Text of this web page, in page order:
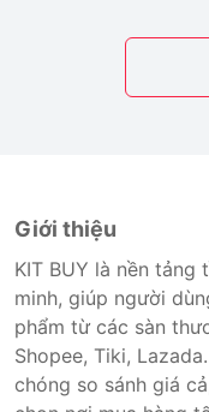
Giới thiệu
KIT BUY là nền tảng
minh, giúp người
phẩm từ các sàn
Shopee, Tiki,
chóng so sánh giá